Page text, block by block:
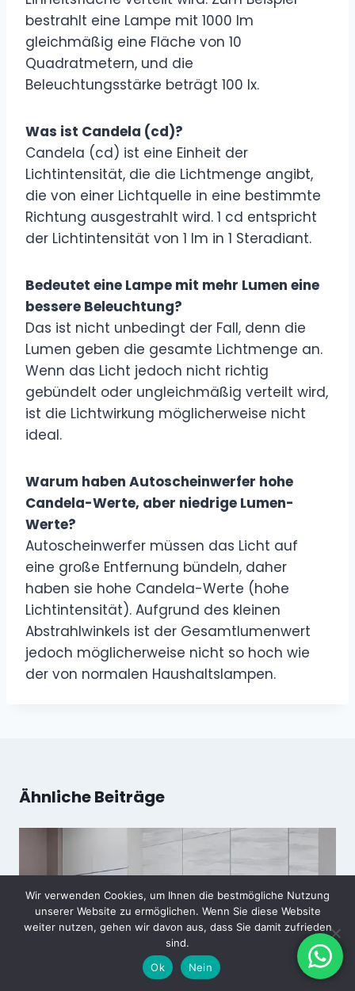
bestrahlt eine Lampe mit 1000 lm
gleichmäßig eine Fläche von 10
Quadratmetern, und die
Beleuchtungsstärke beträgt 100 lx.
Was ist Candela (cd)?
Candela (cd) ist eine Einheit der
Lichtintensität, die die Lichtmenge angibt,
die von einer Lichtquelle in eine bestimmte
Richtung ausgestrahlt wird. 1 cd entspricht
der Lichtintensität von 1 lm in 1 Steradiant.
Bedeutet eine Lampe mit mehr Lumen eine
bessere Beleuchtung?
Das ist nicht unbedingt der Fall, denn die
Lumen geben die gesamte Lichtmenge an.
Wenn das Licht jedoch nicht richtig
gebündelt oder ungleichmäßig verteilt wird,
ist die Lichtwirkung möglicherweise nicht
ideal.
Warum haben Autoscheinwerfer hohe
Candela-Werte, aber niedrige Lumen-
Werte?
Autoscheinwerfer müssen das Licht auf
eine große Entfernung bündeln, daher
haben sie hohe Candela-Werte (hohe
Lichtintensität). Aufgrund des kleinen
Abstrahlwinkels ist der Gesamtlumenwert
jedoch möglicherweise nicht so hoch wie
der von normalen Haushaltslampen.
Ähnliche Beiträge
Wir verwenden Cookies, um Ihnen die bestmögliche Nutzung
unserer Website zu ermöglichen. Wenn Sie diese Website
weiter nutzen, gehen wir davon aus, dass Sie damit zufrieden
sind.
Ok
Nein